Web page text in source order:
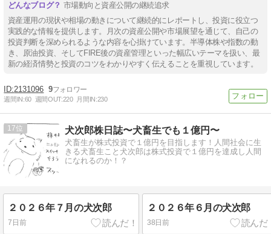
市場動向と資産公開の継続追求
資産運用の現状や相場の動きについて継続的にレポートし、投資に役立つ
実践的な情報を提供します。月次の資産公開や市場展望を通じて、自己の
投資判断を深められるような内容を心掛けています。半導体株や指数の動
き、原油投資、そしてFIRE後の資産管理といった幅広いテーマを扱い、最
新の経済情勢と投資のコツをわかりやすく伝えることを重視しています。
2131096 9
週間IN:60 週間OUT:220 月間IN:230
17 犬次郎株日誌〜犬畜生でも１億円〜
犬畜生が株式投資で１億円を目指します！人間社会に生
きる犬畜生こと犬次郎は株式投資で１億円を達成し人間
になれるのか！？
２０２６年７月の犬次郎
7日前
２０２６年６月の犬次郎
38日前